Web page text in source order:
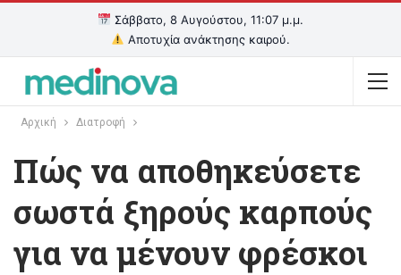
Σάββατο, 8 Αυγούστου, 11:07 μ.μ.
Αποτυχία ανάκτησης καιρού.
Αρχική Διατροφή
Πώς να αποθηκεύσετε
σωστά ξηρούς καρπούς
για να μένουν φρέσκοι